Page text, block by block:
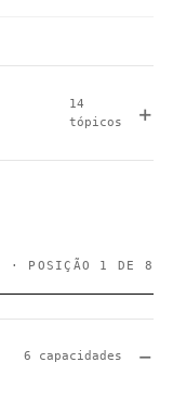
14
tópicos
· POSIÇÃO 1 DE 8
6 capacidades